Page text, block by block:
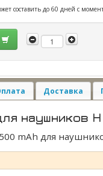
составить до 60 дней с
Доставка
наушников
mAh для